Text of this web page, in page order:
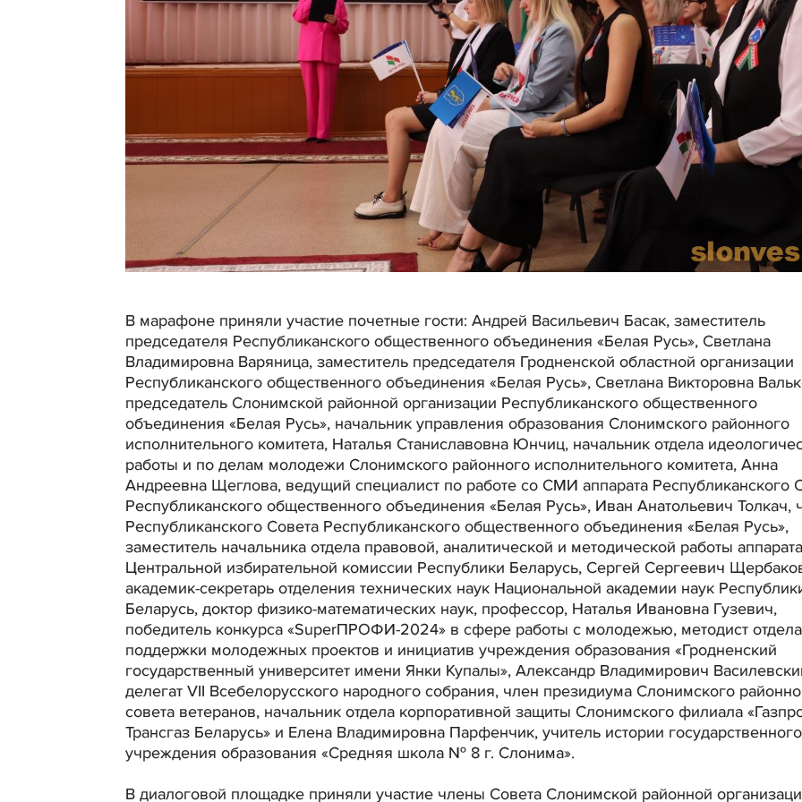
В марафоне приняли участие почетные гости: Андрей Васильевич Басак, заместитель
председателя Республиканского общественного объединения «Белая Русь», Светлана
Владимировна Варяница, заместитель председателя Гродненской областной организации
Республиканского общественного объединения «Белая Русь», Светлана Викторовна
председатель Слонимской районной организации Республиканского общественного
объединения «Белая Русь», начальник управления образования Слонимского районного
исполнительного комитета, Наталья Станиславовна Юнчиц, начальник отдела
работы и по делам молодежи Слонимского районного исполнительного комитета, Анна
Андреевна Щеглова, ведущий специалист по работе со СМИ аппарата Республиканского
Республиканского общественного объединения «Белая Русь», Иван Анатольевич Толкач,
Республиканского Совета Республиканского общественного объединения «Белая Русь»,
заместитель начальника отдела правовой, аналитической и методической работы аппарата
Центральной избирательной комиссии Республики Беларусь, Сергей Сергеевич
академик-секретарь отделения технических наук Национальной академии наук
Беларусь, доктор физико-математических наук, профессор, Наталья Ивановна Гузевич,
победитель конкурса «SuperПРОФИ-2024» в сфере работы с молодежью, методист отдела
поддержки молодежных проектов и инициатив учреждения образования «Гродненский
государственный университет имени Янки Купалы», Александр Владимирович
делегат VII Всебелорусского народного собрания, член президиума Слонимского
совета ветеранов, начальник отдела корпоративной защиты Слонимского филиала
Трансгаз Беларусь» и Елена Владимировна Парфенчик, учитель истории государственного
учреждения образования «Средняя школа № 8 г. Слонима».
В диалоговой площадке приняли участие члены Совета Слонимской районной